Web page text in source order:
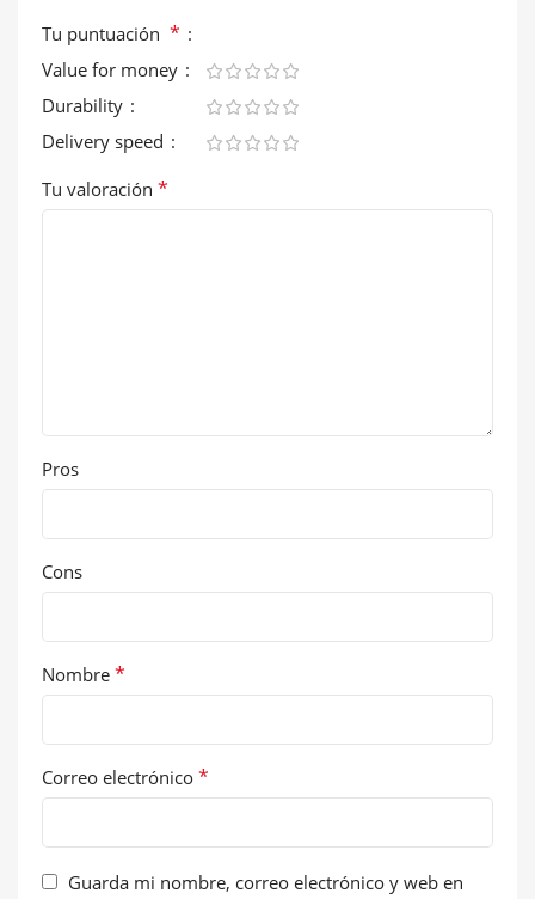
Tu puntuación *
Value for money
Durability
Delivery speed
Tu valoración *
Pros
Cons
Nombre *
Correo electrónico *
Guarda mi nombre, correo electrónico y web en